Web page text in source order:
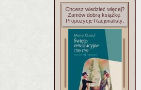
Chcesz wiedzieć więcej?
Zamów dobrą książkę.
Propozycje Racjonalisty: